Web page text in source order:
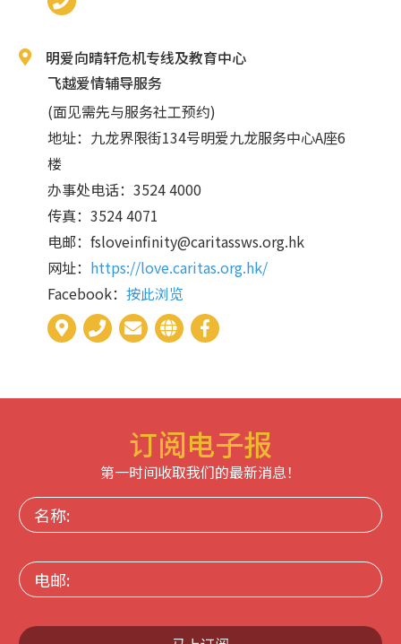
明爱向晴轩危机专线及教育中心
飞越爱情辅导服务
(面见需先与服务社工预约)
地址：九龙界限街134号明爱九龙服务中心A座6
楼
办事处电话：3524 4000
传真：3524 4071
电邮： fsloveinfinity@caritassws.org.hk
网址： https://love.caritas.org.hk/
Facebook： 按此浏览
订阅电子报
第一时间收取我们的最新消息！
名
称:
电
邮: